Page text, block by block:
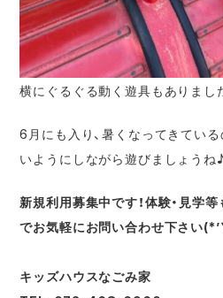
横にぐるぐる動く遊具もありま
6月にも入り、暑くなってきてい
いようにしながら遊びましょうね
新規利用募集中です！体験・見学
でお気軽にお問い合わせ下さい
キッズハウスなごみ家